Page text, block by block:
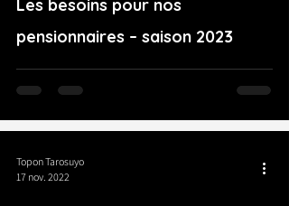
Les besoins pour nos
pensionnaires – saison 2023
Topon Tarosuyo
17 nov. 2022